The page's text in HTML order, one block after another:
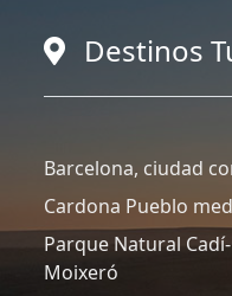
Destinos
Barcelona, ciudad
Cardona Pueblo
Parque Natural Cadí-
Moixeró